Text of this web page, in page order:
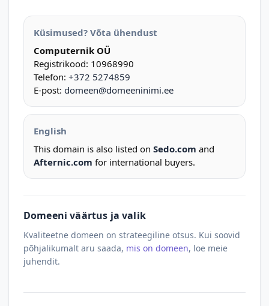
Küsimused? Võta ühendust
Computernik OÜ
Registrikood: 10968990
Telefon: +372 5274859
E-post: domeen@domeeninimi.ee
English
This domain is also listed on Sedo.com and
Afternic.com for international buyers.
Domeeni väärtus ja valik
Kvaliteetne domeen on strateegiline otsus. Kui soovid
põhjalikumalt aru saada, mis on domeen, loe meie
juhendit.